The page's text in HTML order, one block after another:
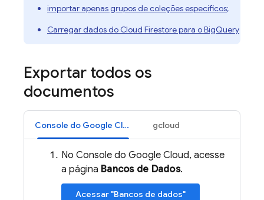
importar apenas grupos de coleções específicos;
Carregar dados do Cloud Firestorepara oBigQuery
Exportar todos os
documentos
Console do Google Cloud gcloud
No Console do Google Cloud, acesse
a página Bancos de Dados.
Acessar "Bancos de dados"